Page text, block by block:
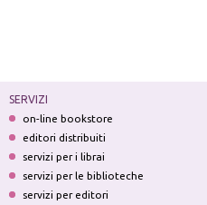
SERVIZI
on-line bookstore
editori distribuiti
servizi per i librai
servizi per le biblioteche
servizi per editori